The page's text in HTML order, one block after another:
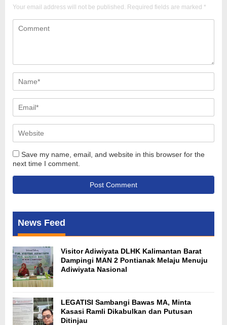
Your email address will not be published. Required fields are marked *
Save my name, email, and website in this browser for the
next time I comment.
News Feed
Visitor Adiwiyata DLHK Kalimantan Barat
Dampingi MAN 2 Pontianak Melaju Menuju
Adiwiyata Nasional
LEGATISI Sambangi Bawas MA, Minta
Kasasi Ramli Dikabulkan dan Putusan
Ditinjau